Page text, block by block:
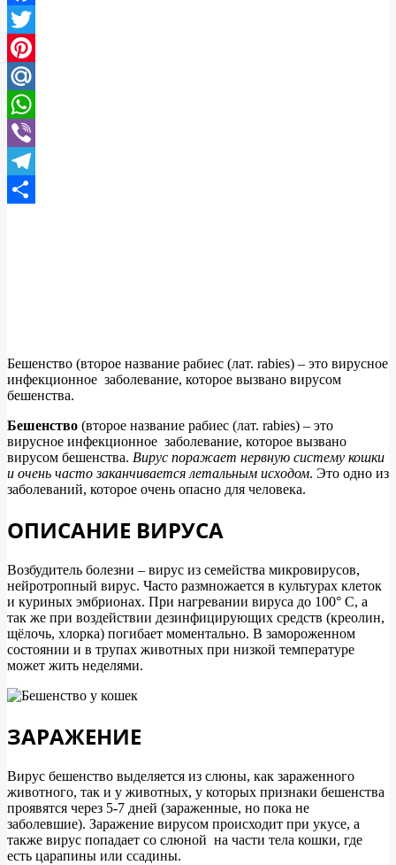
Facebook
Twitter
Pinterest
Mail.Ru
WhatsApp
Viber
Telegram
Бешенство (второе название рабиес (лат. rabies) – это вирусное
инфекционное заболевание, которое вызвано вирусом
бешенства.
Бешенство (второе название рабиес (лат. rabies) – это
вирусное инфекционное заболевание, которое вызвано
вирусом бешенства. Вирус поражает нервную систему кошки
и очень часто заканчивается летальным исходом. Это одно из
заболеваний, которое очень опасно для человека.
ОПИСАНИЕ ВИРУСА
Возбудитель болезни – вирус из семейства микровирусов,
нейротропный вирус. Часто размножается в культурах клеток
и куриных эмбрионах. При нагревании вируса до 100° С, а
так же при воздействии дезинфицирующих средств (креолин,
щёлочь, хлорка) погибает моментально. В замороженном
состоянии и в трупах животных при низкой температуре
может жить неделями.
ЗАРАЖЕНИЕ
Вирус бешенство выделяется из слюны, как зараженного
животного, так и у животных, у которых признаки бешенства
проявятся через 5-7 дней (зараженные, но пока не
заболевшие). Заражение вирусом происходит при укусе, а
также вирус попадает со слюной на части тела кошки, где
есть царапины или ссадины.